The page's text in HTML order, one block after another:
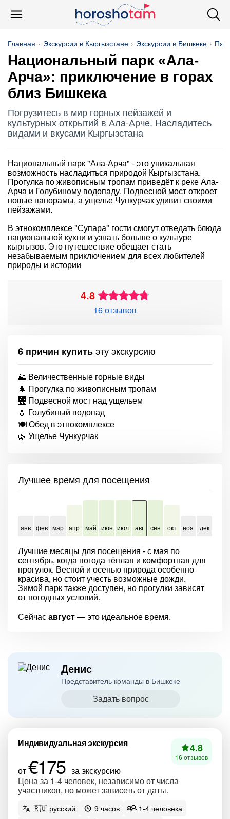
Главная Экскурсии в Кыргызстане Экскурсии в Бишкеке
Национальный парк «Ала-
Арча»: приключение в горах
близ Бишкека
Погрузитесь в мир горных пейзажей и
культурных открытий в Ала-Арче. Насладитесь
видами и вкусами Кыргызстана
Национальный парк "Ала-Арча" - это уникальная
возможность насладиться природой Кыргызстана.
Прогулка по живописным тропам приведёт к реке Ала-
Арча и Голубиному водопаду. Подвесной мост откроет
новые панорамы, а ущелье Чункурчак удивит своими
пейзажами.
В этнокомплексе "Супара" гости смогут отведать блюда
национальной кухни и узнать больше о культуре
кыргызов. Это путешествие обещает стать
незабываемым приключением для всех любителей
природы и истории
4.8
16 отзывов
6 причин купитьэту экскурсию
🌄 Величественные горные виды
🌲 Прогулка по живописным тропам
🌉 Подвесной мост над ущельем
💧 Голубиный водопад
🍽️ Обед в этнокомплексе
🌿 Ущелье Чункурчак
Лучшее время для посещения
янв фев мар апр май июн июл авг сен окт ноя дек
Лучшие месяцы для посещения - с мая по
сентябрь, когда погода тёплая и комфортная для
прогулок. Весной и осенью природа особенно
красива, но стоит учесть возможные дожди.
Зимой парк также доступен, но прогулки зависят
от погодных условий.
Сейчасавгуст— это идеальное время.
Денис
Представитель команды в Бишкеке
Задать вопрос
Индивидуальная экскурсия
от€175 за экскурсию
Цена за 1-4 человек, независимо от числа
участников, но может зависеть от даты.
4.8
16 отзывов
🇷🇺 русский 9 часов
1-4 человека